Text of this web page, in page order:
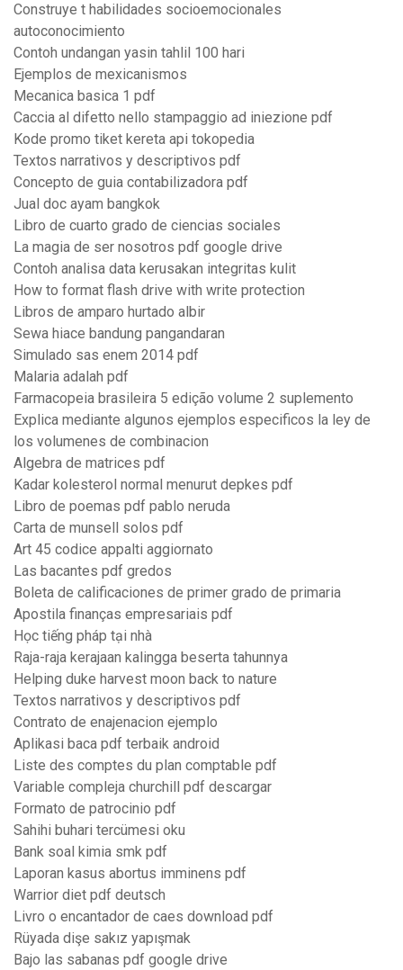
Construye t habilidades socioemocionales
autoconocimiento
Contoh undangan yasin tahlil 100 hari
Ejemplos de mexicanismos
Mecanica basica 1 pdf
Caccia al difetto nello stampaggio ad iniezione pdf
Kode promo tiket kereta api tokopedia
Textos narrativos y descriptivos pdf
Concepto de guia contabilizadora pdf
Jual doc ayam bangkok
Libro de cuarto grado de ciencias sociales
La magia de ser nosotros pdf google drive
Contoh analisa data kerusakan integritas kulit
How to format flash drive with write protection
Libros de amparo hurtado albir
Sewa hiace bandung pangandaran
Simulado sas enem 2014 pdf
Malaria adalah pdf
Farmacopeia brasileira 5 edição volume 2 suplemento
Explica mediante algunos ejemplos especificos la ley de
los volumenes de combinacion
Algebra de matrices pdf
Kadar kolesterol normal menurut depkes pdf
Libro de poemas pdf pablo neruda
Carta de munsell solos pdf
Art 45 codice appalti aggiornato
Las bacantes pdf gredos
Boleta de calificaciones de primer grado de primaria
Apostila finanças empresariais pdf
Học tiếng pháp tại nhà
Raja-raja kerajaan kalingga beserta tahunnya
Helping duke harvest moon back to nature
Textos narrativos y descriptivos pdf
Contrato de enajenacion ejemplo
Aplikasi baca pdf terbaik android
Liste des comptes du plan comptable pdf
Variable compleja churchill pdf descargar
Formato de patrocinio pdf
Sahihi buhari tercümesi oku
Bank soal kimia smk pdf
Laporan kasus abortus imminens pdf
Warrior diet pdf deutsch
Livro o encantador de caes download pdf
Rüyada dişe sakız yapışmak
Bajo las sabanas pdf google drive